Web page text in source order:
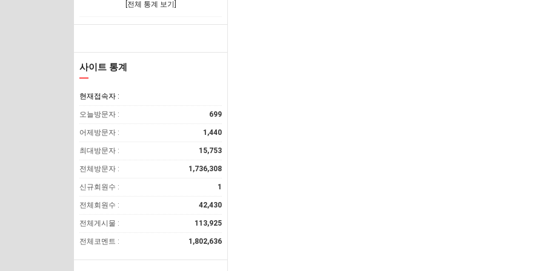
[전체 통계 보기]
사이트 통계
현재접속자 :
오늘방문자 : 699
어제방문자 : 1,440
최대방문자 : 15,753
전체방문자 : 1,736,308
신규회원수 : 1
전체회원수 : 42,430
전체게시물 : 113,925
전체코멘트 : 1,802,636